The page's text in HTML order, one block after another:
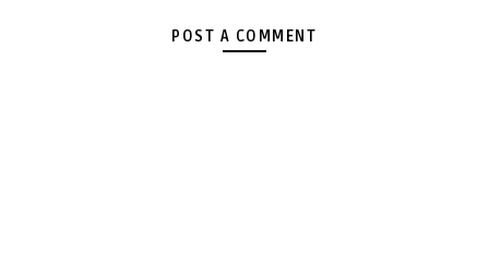
POST A COMMENT